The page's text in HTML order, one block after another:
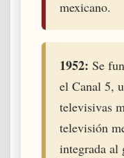
mexicano.
1952: Se
el Canal 5,
televisivas
televisión
integrada al